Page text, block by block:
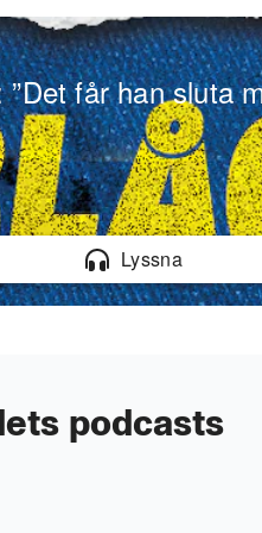
får han sluta
podcasts